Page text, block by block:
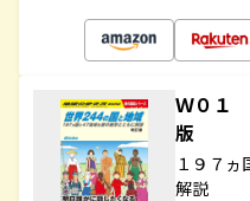
Ｗ０１
版
１９７ヵ
解説